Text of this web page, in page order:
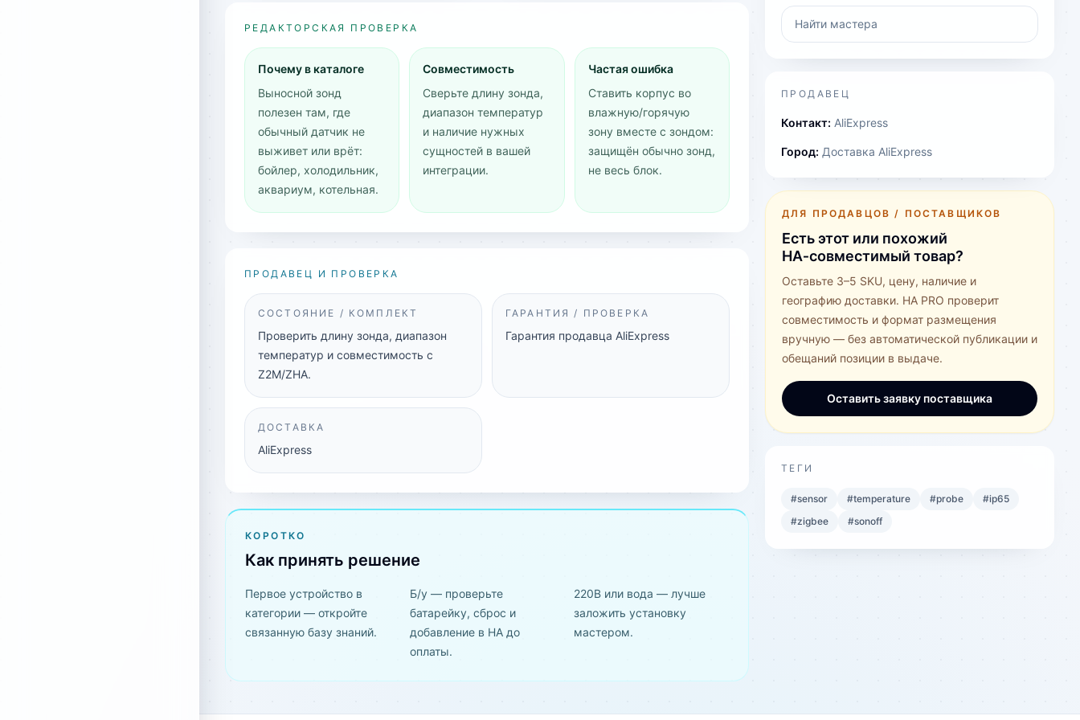
РЕДАКТОРСКАЯ ПРОВЕРКА
Почему в каталоге
Выносной зонд
полезен там, где
обычный датчик не
выживет или врёт:
бойлер, холодильник,
аквариум, котельная.
Совместимость
Сверьте длину зонда,
диапазон температур
и наличие нужных
сущностей в вашей
интеграции.
Частая ошибка
Ставить корпус во
влажную/горячую
зону вместе с зондом:
защищён обычно зонд,
не весь блок.
ПРОДАВЕЦ И ПРОВЕРКА
СОСТОЯНИЕ / КОМПЛЕКТ
Проверить длину зонда, диапазон
температур и совместимость с
Z2M/ZHA.
ГАРАНТИЯ / ПРОВЕРКА
Гарантия продавца AliExpress
ДОСТАВКА
AliExpress
КОРОТКО
Как принять решение
Первое устройство в
категории — откройте
связанную базу знаний.
Б/у — проверьте
батарейку, сброс и
добавление в HA до
оплаты.
220В или вода — лучше
заложить установку
мастером.
Найти мастера
ПРОДАВЕЦ
Контакт: AliExpress
Город: Доставка AliExpress
ДЛЯ ПРОДАВЦОВ / ПОСТАВЩИКОВ
Есть этот или похожий
HA‑совместимый товар?
Оставьте 3–5 SKU, цену, наличие и
географию доставки. HA PRO проверит
совместимость и формат размещения
вручную — без автоматической публикации и
обещаний позиции в выдаче.
Оставить заявку поставщика
ТЕГИ
#sensor #temperature #probe #ip65
#zigbee #sonoff